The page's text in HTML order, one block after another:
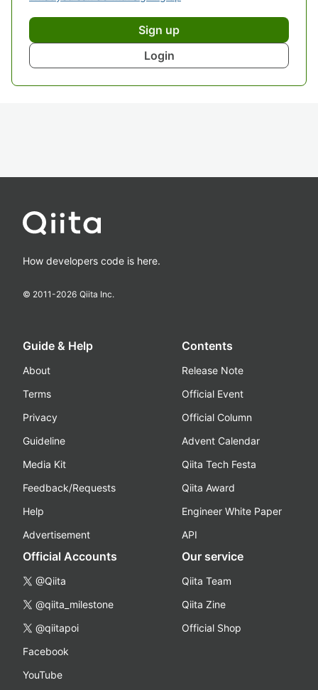
Sign up
Login
How developers code is here.
© 2011-2026 Qiita Inc.
Guide & Help
About
Terms
Privacy
Guideline
Media Kit
Feedback/Requests
Help
Advertisement
Contents
Release Note
Official Event
Official Column
Advent Calendar
Qiita Tech Festa
Qiita Award
Engineer White Paper
API
Official Accounts
@Qiita
@qiita_milestone
@qiitapoi
Facebook
YouTube
Our service
Qiita Team
Qiita Zine
Official Shop